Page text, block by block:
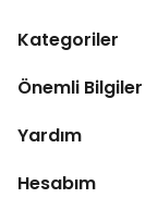
Kategoriler
Önemli Bilgiler
Yardım
Hesabım